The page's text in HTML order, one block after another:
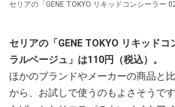
セリアの「GENE TOKYO リキッドコンシーラー
セリアの「GENE TOKYO リキッド
ラルベージュ」は110円（税込）。
ほかのブランドやメーカーの商品と
から、お試しで使うのもよさそうで